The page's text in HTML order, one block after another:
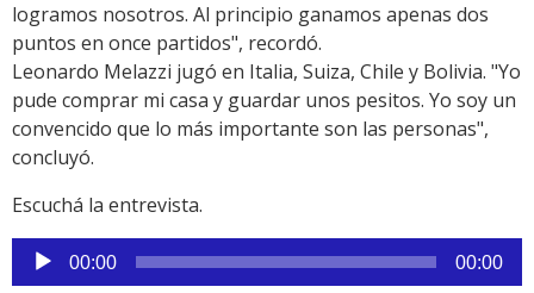
logramos nosotros. Al principio ganamos apenas dos
puntos en once partidos", recordó.
Leonardo Melazzi jugó en Italia, Suiza, Chile y Bolivia. "Yo
pude comprar mi casa y guardar unos pesitos. Yo soy un
convencido que lo más importante son las personas",
concluyó.
Escuchá la entrevista.
Reproductor
de
00:00 00:00